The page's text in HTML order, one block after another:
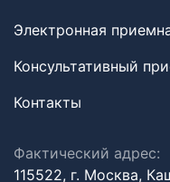
Электронная
Консультативный
Контакты
Фактический адрес:
115522, г. Москва,